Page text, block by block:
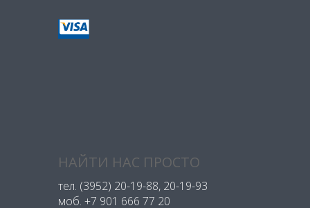
НАЙТИ НАС ПРОСТО
тел. (3952) 20-19-88, 20-19-93
моб. +7 901 666 77 20